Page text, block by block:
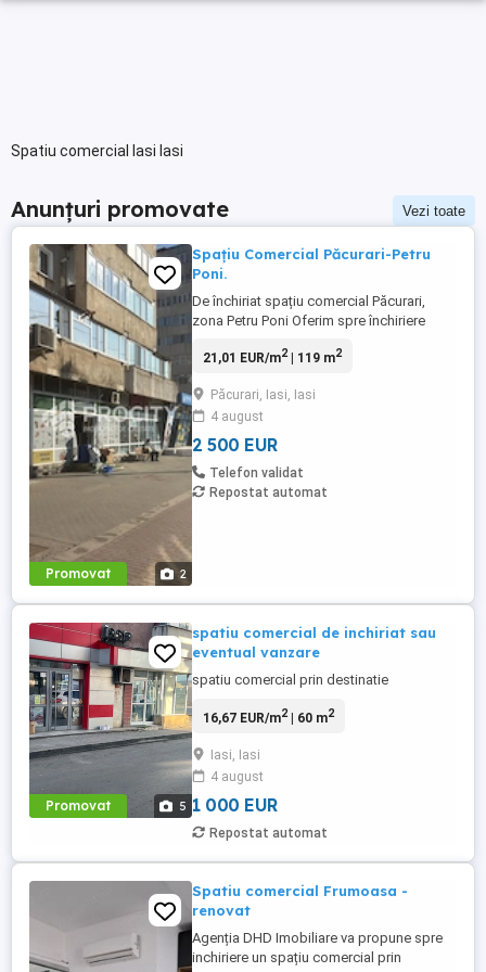
Spatiu comercial Iasi Iasi
Anunțuri promovate Vezi toate
Promovat 2
Spațiu Comercial Păcurari-Petru
Poni.
De închiriat spațiu comercial Păcurari,
zona Petru Poni Oferim spre închiriere
mp, situat în zona Păcurari Petru Poni,
sau birouri. Acces dublu: intrare față +
intrare spate Vitrină mare vizibilitate
excelentă stradală Centrală ...
21,01 EUR/m2| 119 m2
Păcurari, Iasi, Iasi
4 august
2 500 EUR
Telefon validat
Repostat automat
Promovat 5
spatiu comercial de inchiriat sau
eventual vanzare
spatiu comercial prin destinatie
16,67 EUR/m2| 60 m2
Iasi, Iasi
4 august
1 000 EUR
Repostat automat
Spatiu comercial Frumoasa -
renovat
Agenția DHD Imobiliare va propune spre
inchiriere un spațiu comercial prin